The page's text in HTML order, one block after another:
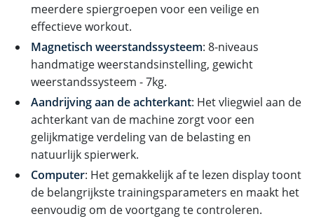
meerdere spiergroepen voor een veilige en
effectieve workout.
Magnetisch weerstandssysteem: 8-niveaus
handmatige weerstandsinstelling, gewicht
weerstandssysteem - 7kg.
Aandrijving aan de achterkant: Het vliegwiel aan de
achterkant van de machine zorgt voor een
gelijkmatige verdeling van de belasting en
natuurlijk spierwerk.
Computer: Het gemakkelijk af te lezen display toont
de belangrijkste trainingsparameters en maakt het
eenvoudig om de voortgang te controleren.